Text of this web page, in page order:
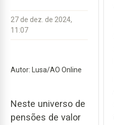
27 de dez. de 2024,
11:07
Autor: Lusa/AO Online
Neste universo de
pensões de valor